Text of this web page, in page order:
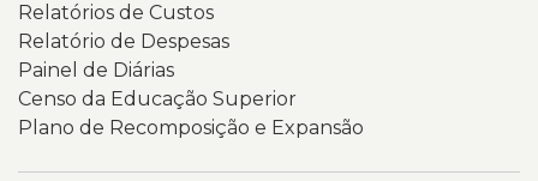
Relatórios de Custos
Relatório de Despesas
Painel de Diárias
Censo da Educação Superior
Plano de Recomposição e Expansão